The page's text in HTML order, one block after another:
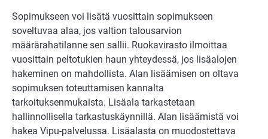
Sopimukseen voi lisätä vuosittain sopimukseen
soveltuvaa alaa, jos valtion talousarvion
määrärahatilanne sen sallii. Ruokavirasto ilmoittaa
vuosittain peltotukien haun yhteydessä, jos lisäalojen
hakeminen on mahdollista. Alan lisäämisen on oltava
sopimuksen toteuttamisen kannalta
tarkoituksenmukaista. Lisäala tarkastetaan
hallinnollisella tarkastuskäynnillä. Alan lisäämistä voi
hakea Vipu-palvelussa. Lisäalasta on muodostettava